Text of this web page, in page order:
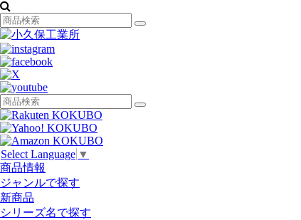
Select Language ▼
商品情報
ジャンルで探す
新商品
シリーズ名で探す